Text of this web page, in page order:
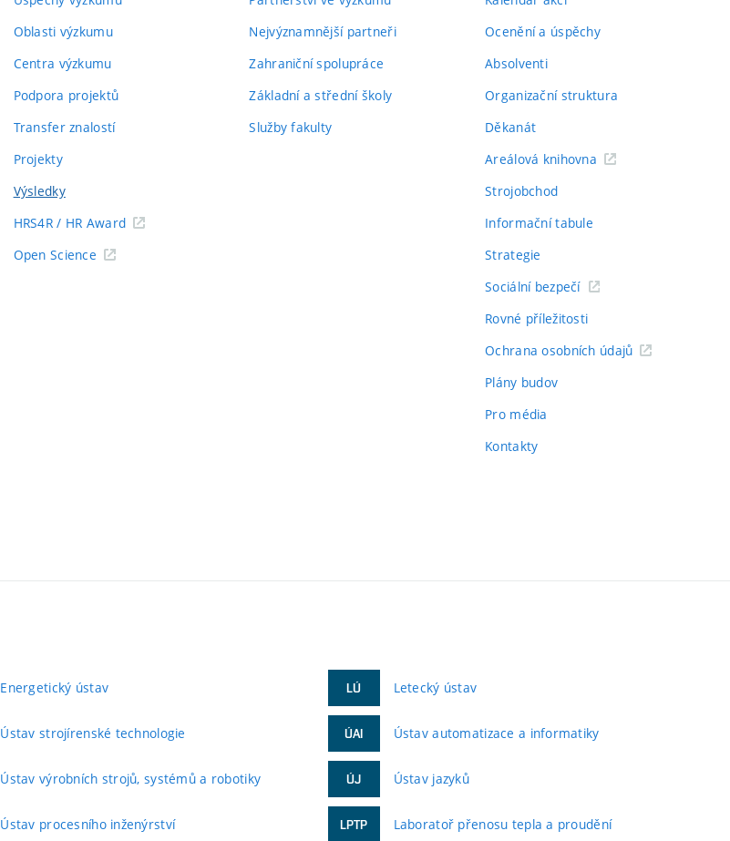
Oblasti výzkumu
Centra výzkumu
Podpora projektů
Transfer znalostí
Projekty
Výsledky
HRS4R / HR Award
Open Science
Nejvýznamnější partneři
Zahraniční spolupráce
Základní a střední školy
Služby fakulty
Ocenění a úspěchy
Absolventi
Organizační struktura
Děkanát
Areálová knihovna
Strojobchod
Informační tabule
Strategie
Sociální bezpečí
Rovné příležitosti
Ochrana osobních údajů
Plány budov
Pro média
Kontakty
Energetický ústav
Ústav strojírenské technologie
Ústav výrobních strojů, systémů a robotiky
Ústav procesního inženýrství
LÚ Letecký ústav
ÚAI Ústav automatizace a informatiky
ÚJ Ústav jazyků
LPTP Laboratoř přenosu tepla a proudění